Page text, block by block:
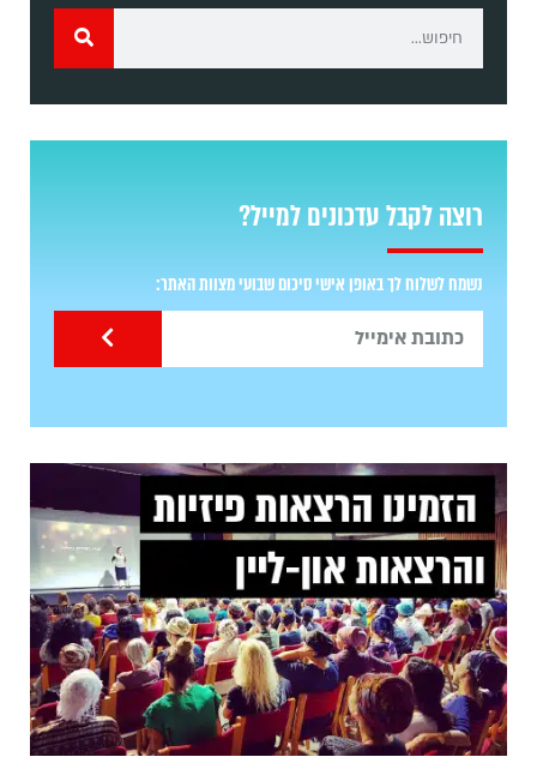
רוצה לקבל עדכונים למייל?
נשמח לשלוח לך באופן אישי סיכום שבועי מצוות האתר: